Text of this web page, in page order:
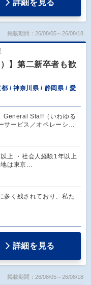
詳細を見る
掲載期間：26/08/05～26/08/18
】第二新卒者も歓
/ 神奈川県 / 静岡県 / 愛
General Staff（いわゆる
サービス／オペレーシ…
上 ・社会人経験1年以上
は東京…
多く残されており、私た
詳細を見る
掲載期間：26/08/05～26/08/18